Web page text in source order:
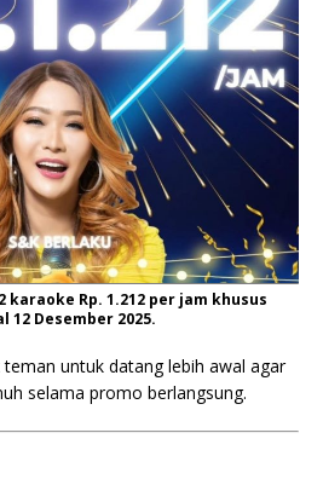
karaoke Rp. 1.212 per jam khusus
12 Desember 2025.
untuk datang lebih awal agar
selama promo berlangsung.